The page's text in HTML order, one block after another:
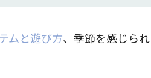
ムと遊び方、季節を感じら